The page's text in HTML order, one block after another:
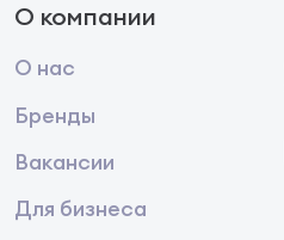
О компании
О нас
Бренды
Вакансии
Для бизнеса